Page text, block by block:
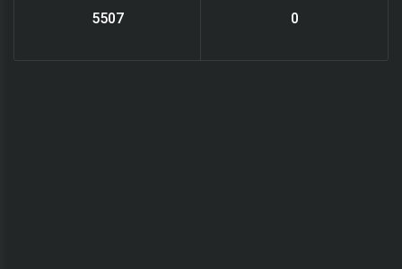
6119
0